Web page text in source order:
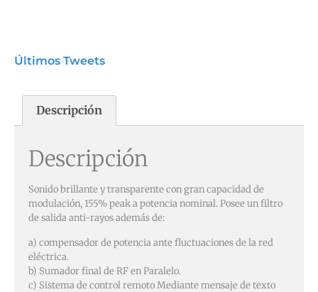
Descripción
Descripción
Sonido brillante y transparente con gran capacidad de
modulación, 155% peak a potencia nominal. Posee un filtro
de salida anti-rayos además de:
a) compensador de potencia ante fluctuaciones de la red
eléctrica.
b) Sumador final de RF en Paralelo.
c) Sistema de control remoto Mediante mensaje de texto
Últimos Tweets